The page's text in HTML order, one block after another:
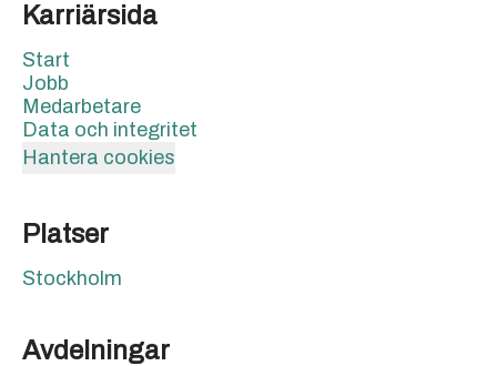
Karriärsida
Start
Jobb
Medarbetare
Data och integritet
Hantera cookies
Platser
Stockholm
Avdelningar